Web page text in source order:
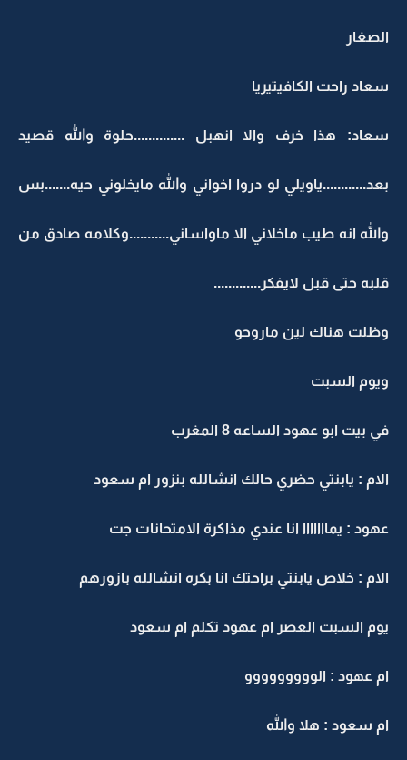
الصغار
سعاد راحت الكافيتيريا
سعاد: هذا خرف والا انهبل ..............حلوة والله قصيد
بعد............ياويلي لو دروا اخواني والله مايخلوني حيه.......بس
والله انه طيب ماخلاني الا ماواساني...........وكلامه صادق من
قلبه حتى قبل لايفكر.............
وظلت هناك لين ماروحو
ويوم السبت
في بيت ابو عهود الساعه 8 المغرب
الام : يابنتي حضري حالك انشالله بنزور ام سعود
عهود : يمااااااا انا عندي مذاكرة الامتحانات جت
الام : خلاص يابنتي براحتك انا بكره انشالله بازورهم
يوم السبت العصر ام عهود تكلم ام سعود
ام عهود : الووووووووو
ام سعود : هلا والله